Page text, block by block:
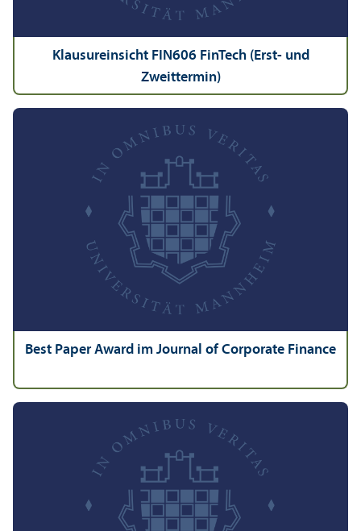
Klausureinsicht FIN606 FinTech (Erst- und
Zweittermin)
Best Paper Award im Journal of Corporate Finance